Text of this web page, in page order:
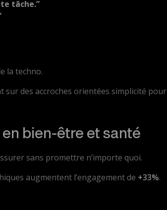
tâche.”
la techno.
sur des accroches orientées simplicité pour
bien-être et santé
sans promettre n’importe quoi.
augmentent l’engagement de +33%.